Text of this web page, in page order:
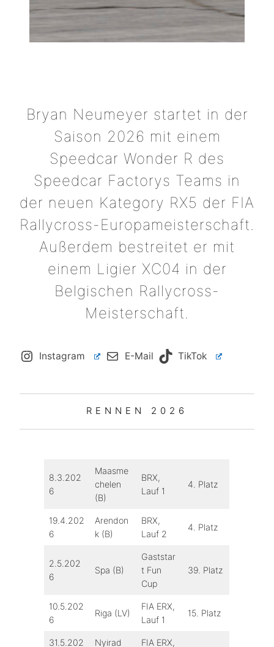
Bryan Neumeyer startet in der
Saison 2026 mit einem
Speedcar Wonder R des
Speedcar Factorys Teams in
der neuen Kategory RX5 der FIA
Rallycross-Europameisterschaft.
Außerdem bestreitet er mit
einem Ligier XC04 in der
Belgischen Rallycross-
Meisterschaft.
Instagram E-Mail TikTok
RENNEN 2026
8.3.202
6
Maasme
chelen
(B)
BRX,
Lauf 1
4. Platz
19.4.202
6
Arendon
k (B)
BRX,
Lauf 2
4. Platz
2.5.202
6
Spa (B)
Gaststar
t Fun
Cup
39. Platz
10.5.202
6
Riga (LV)
FIA ERX,
Lauf 1
15. Platz
31.5.202
Nyirad
FIA ERX,